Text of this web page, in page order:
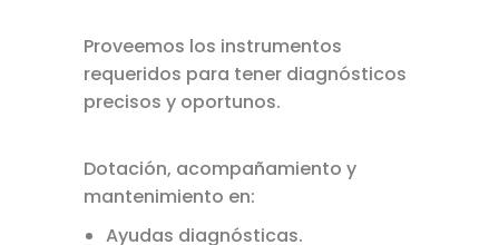
Proveemos los instrumentos
requeridos para tener diagnósticos
precisos y oportunos.
Dotación, acompañamiento y
mantenimiento en:
Ayudas diagnósticas.